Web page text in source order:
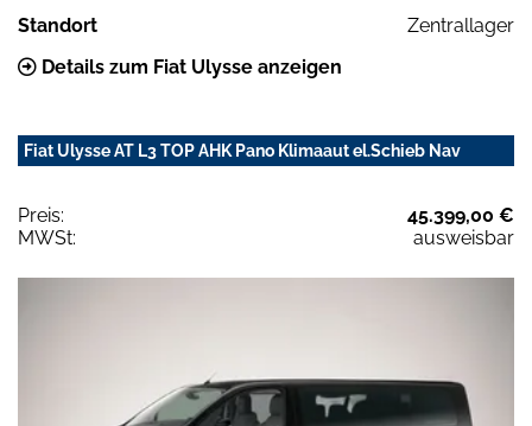
Standort
Zentrallager
Details zum Fiat Ulysse anzeigen
Fiat Ulysse AT L3 TOP AHK Pano Klimaaut el.Schieb Nav
Preis:
45.399,00 €
MWSt:
ausweisbar